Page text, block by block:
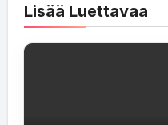
Lisää Luettavaa